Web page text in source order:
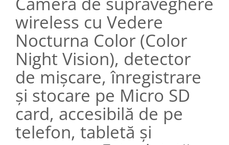
wireless cu Vedere
Nocturna Color (Color
Night Vision), detector
de mișcare, înregistrare
și stocare pe Micro SD
card, accesibilă de pe
telefon, tabletă și